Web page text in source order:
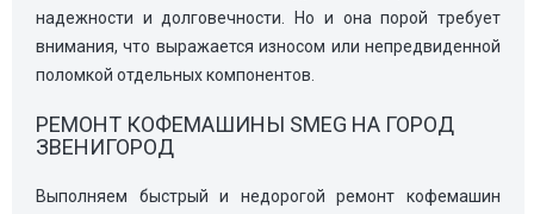
надежности и долговечности. Но и она порой требует
внимания, что выражается износом или непредвиденной
поломкой отдельных компонентов.
РЕМОНТ КОФЕМАШИНЫ SMEG НА ГОРОД
ЗВЕНИГОРОД
Выполняем быстрый и недорогой ремонт кофемашин